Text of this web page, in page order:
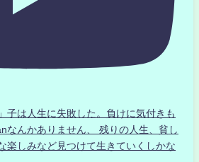
子は人生に失敗した。負けに気付きも
なんかありません、 残りの人生、貧し
楽しみなど見つけて生きていくしかな